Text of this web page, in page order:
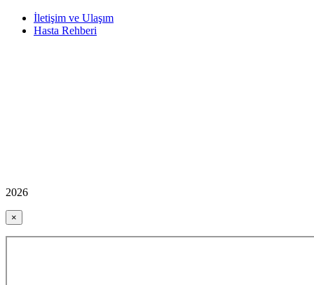
İletişim ve Ulaşım
Hasta Rehberi
2026
×